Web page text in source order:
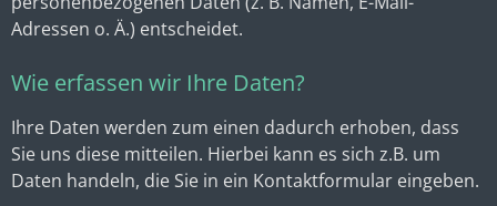
Adressen o. Ä.) entscheidet.
Wie erfassen wir Ihre Daten?
Ihre Daten werden zum einen dadurch erhoben, dass
Sie uns diese mitteilen. Hierbei kann es sich z.B. um
Daten handeln, die Sie in ein Kontaktformular eingeben.